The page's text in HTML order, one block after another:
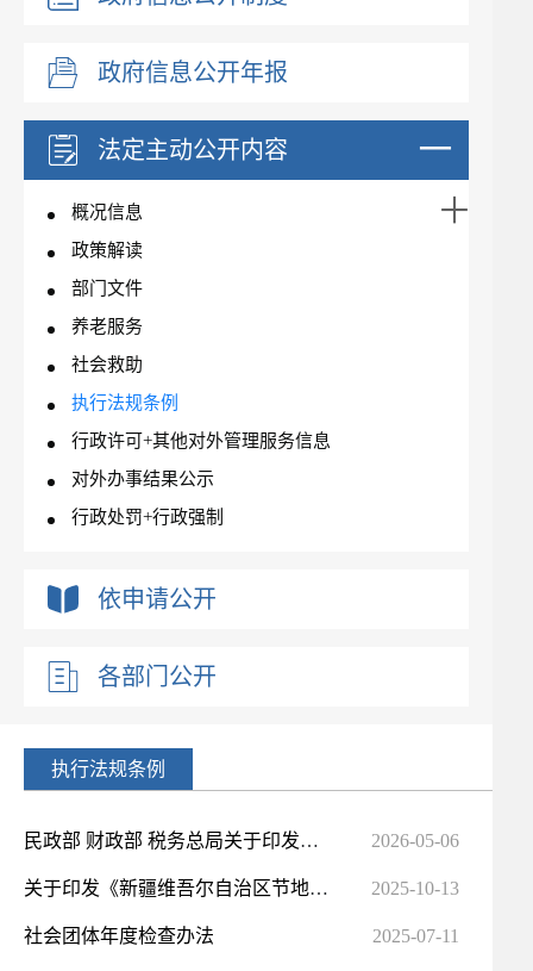
政府信息公开年报
法定主动公开内容
概况信息
政策解读
部门文件
养老服务
社会救助
执行法规条例
行政许可+其他对外管理服务信息
对外办事结果公示
行政处罚+行政强制
依申请公开
各部门公开
执行法规条例
民政部 财政部 税务总局关于印发《关于慈善组织开展慈善活动年度支出、管理费用和募捐成本的规定》的通知 2026-05-06
关于印发《新疆维吾尔自治区节地生态安葬奖补办法》的通知 2025-10-13
社会团体年度检查办法 2025-07-11